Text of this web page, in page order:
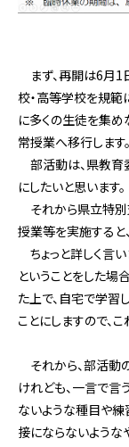
まず、再開は6月1
校・高等学校を規範
に多くの生徒を集め
常授業へ移行します。
部活動は、県教育
にしたいと思います。
それから県立特別
授業等を実施すると
ちょっと詳しく言
ということをした場
た上で、自宅で学習
ことにしますので、
それから、部活動
けれども、一言で言
ないような種目や練
接にならないような